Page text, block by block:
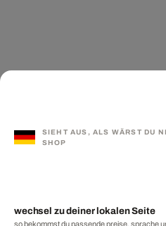
SIEHT AUS, ALS WÄRST DU
SHOP
wechsel zu deiner lokalen Seite
so bekommst du passende preise, sprache